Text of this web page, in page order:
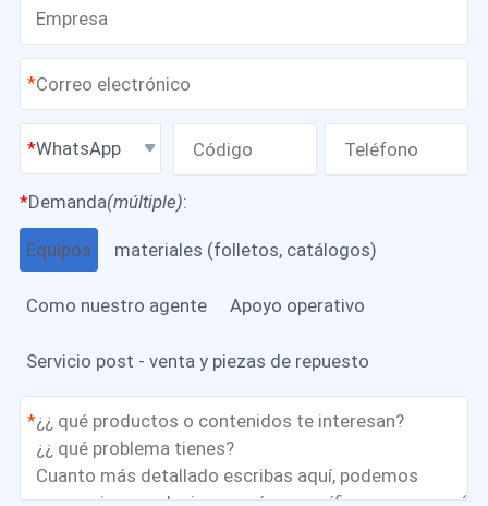
*
WhatsApp
*Demanda(múltiple):
Equipos materiales (folletos, catálogos)
Como nuestro agente Apoyo operativo
Servicio post - venta y piezas de repuesto
*